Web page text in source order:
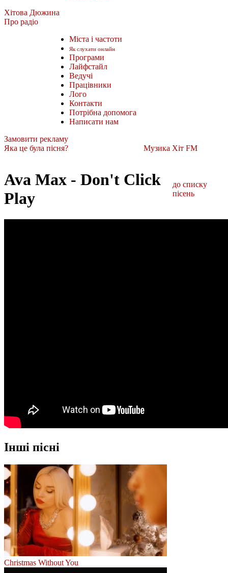
Хітова Дюжина
Про радіо
Міста і частоти
Як слухати онлайн
Програми
Лайфстайл
Ведучі
Працівники
Лого
Контакти
Потрібна допомога
Написати нам
Замовити рекламу
Яка це була пісня?
Музика Хіт FM
Ava Max - Don't Click
Play
до списку
пісень
Інші пісні
Christmas Without You